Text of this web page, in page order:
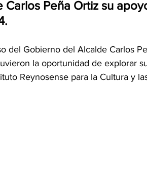
Carlos Peña Ortiz su
del Gobierno del Alcalde Carlos
la oportunidad de explorar
Reynosense para la Cultura y